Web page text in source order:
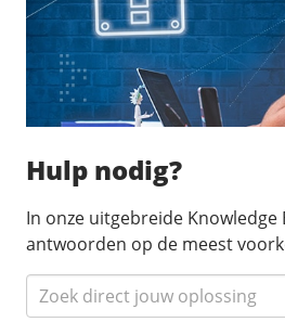
Hulp nodig?
In onze uitgebreide Knowledge
antwoorden op de meest